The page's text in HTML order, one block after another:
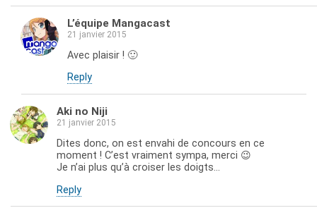
L’équipe Mangacast
21 janvier 2015
Avec plaisir ! 🙂
Reply
Aki no Niji
21 janvier 2015
Dites donc, on est envahi de concours en ce
moment ! C’est vraiment sympa, merci 😉
Je n’ai plus qu’à croiser les doigts…
Reply